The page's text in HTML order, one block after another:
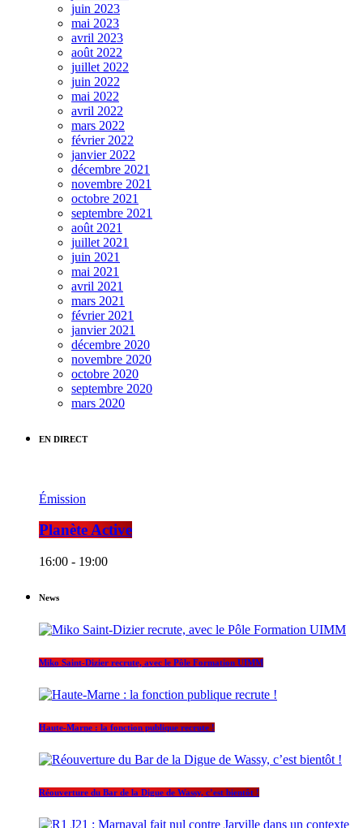
juin 2023
mai 2023
avril 2023
août 2022
juillet 2022
juin 2022
mai 2022
avril 2022
mars 2022
février 2022
janvier 2022
décembre 2021
novembre 2021
octobre 2021
septembre 2021
août 2021
juillet 2021
juin 2021
mai 2021
avril 2021
mars 2021
février 2021
janvier 2021
décembre 2020
novembre 2020
octobre 2020
septembre 2020
mars 2020
EN DIRECT
Émission
Planète Active
16:00 - 19:00
News
Miko Saint-Dizier recrute, avec le Pôle Formation UIMM
Haute-Marne : la fonction publique recrute !
Réouverture du Bar de la Digue de Wassy, c’est bientôt !